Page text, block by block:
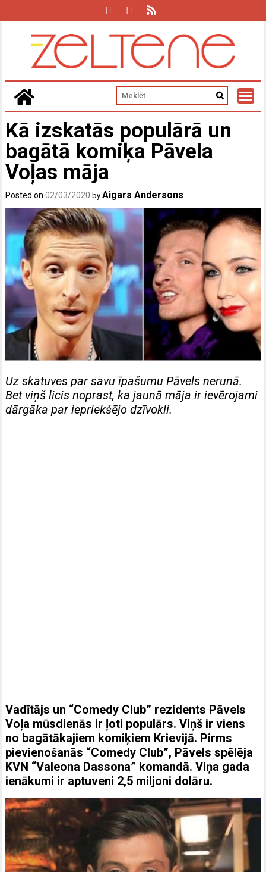
Kā izskatās populārā un
bagātā komiķa Pāvela
Voļas māja
Posted on02/03/2020 byAigars Andersons
Uz skatuves par savu īpašumu Pāvels nerunā.
Bet viņš licis noprast, ka jaunā māja ir ievērojami
dārgāka par iepriekšējo dzīvokli.
Vadītājs un “Comedy Club” rezidents Pāvels
Voļa mūsdienās ir ļoti populārs. Viņš ir viens
no bagātākajiem komiķiem Krievijā. Pirms
pievienošanās “Comedy Club”, Pāvels spēlēja
KVN “Valeona Dassona” komandā. Viņa gada
ienākumi ir aptuveni 2,5 miljoni dolāru.